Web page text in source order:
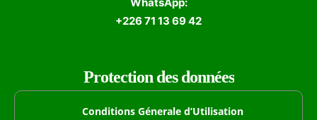
+226 71 13 69 42
Protection des données
Conditions Génerale d’Utilisation